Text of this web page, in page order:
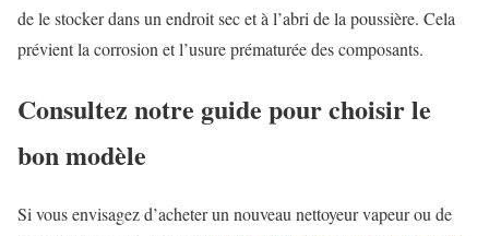
de le stocker dans un endroit sec et à l’abri de la poussière. Cela
prévient la corrosion et l’usure prématurée des composants.
Consultez notre guide pour choisir le
bon modèle
Si vous envisagez d’acheter un nouveau nettoyeur vapeur ou de